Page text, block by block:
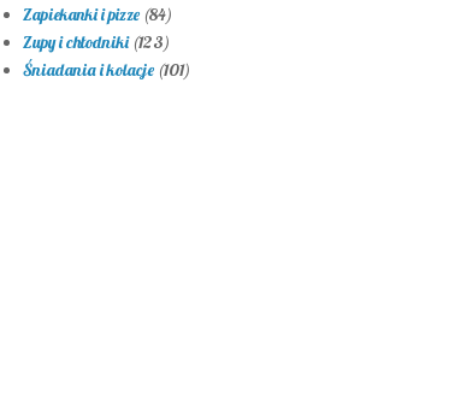
Zapiekanki i pizze (84)
Zupy i chłodniki (123)
Śniadania i kolacje (101)